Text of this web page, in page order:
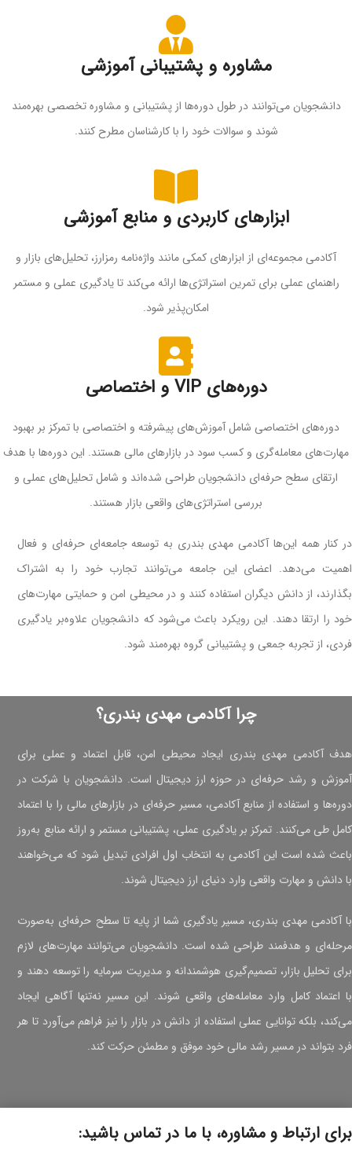
مشاوره و پشتیبانی آموزشی
دانشجویان می‌توانند در طول دوره‌ها از پشتیبانی و مشاوره تخصصی بهره‌مند
شوند و سوالات خود را با کارشناسان مطرح کنند.
ابزارهای کاربردی و منابع آموزشی
آکادمی مجموعه‌ای از ابزارهای کمکی مانند واژه‌نامه رمزارز، تحلیل‌های بازار و
راهنمای عملی برای تمرین استراتژی‌ها ارائه می‌کند تا یادگیری عملی و مستمر
امکان‌پذیر شود.
دوره‌های VIP و اختصاصی
دوره‌های اختصاصی شامل آموزش‌های پیشرفته و اختصاصی با تمرکز بر بهبود
مهارت‌های معامله‌گری و کسب سود در بازارهای مالی هستند. این دوره‌ها با هدف
ارتقای سطح حرفه‌ای دانشجویان طراحی شده‌اند و شامل تحلیل‌های عملی و
بررسی استراتژی‌های واقعی بازار هستند.
در کنار همه این‌ها آکادمی مهدی بندری به توسعه جامعه‌ای حرفه‌ای و فعال
اهمیت می‌دهد. اعضای این جامعه می‌توانند تجارب خود را به اشتراک
بگذارند، از دانش دیگران استفاده کنند و در محیطی امن و حمایتی مهارت‌های
خود را ارتقا دهند. این رویکرد باعث می‌شود که دانشجویان علاوه‌بر یادگیری
فردی، از تجربه جمعی و پشتیبانی گروه بهره‌مند شود.
چرا آکادمی مهدی بندری؟
هدف آکادمی مهدی بندری ایجاد محیطی امن، قابل اعتماد و عملی برای
آموزش و رشد حرفه‌ای در حوزه ارز دیجیتال است. دانشجویان با شرکت در
دوره‌ها و استفاده از منابع آکادمی، مسیر حرفه‌ای در بازارهای مالی را با اعتماد
کامل طی می‌کنند. تمرکز بر یادگیری عملی، پشتیبانی مستمر و ارائه منابع به‌روز
باعث شده است این آکادمی به انتخاب اول افرادی تبدیل شود که می‌خواهند
با دانش و مهارت واقعی وارد دنیای ارز دیجیتال شوند.
با آکادمی مهدی بندری، مسیر یادگیری شما از پایه تا سطح حرفه‌ای به‌صورت
مرحله‌ای و هدفمند طراحی شده است. دانشجویان می‌توانند مهارت‌های لازم
برای تحلیل بازار، تصمیم‌گیری هوشمندانه و مدیریت سرمایه را توسعه دهند و
با اعتماد کامل وارد معامله‌های واقعی شوند. این مسیر نه‌تنها آگاهی ایجاد
می‌کند، بلکه توانایی عملی استفاده از دانش در بازار را نیز فراهم می‌آورد تا هر
فرد بتواند در مسیر رشد مالی خود موفق و مطمئن حرکت کند.
برای ارتباط و مشاوره، با ما در تماس باشید: